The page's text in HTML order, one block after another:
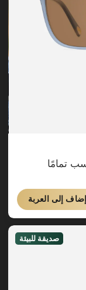
تمامًا
إضاف إلى العربة
صديقة للبيئة